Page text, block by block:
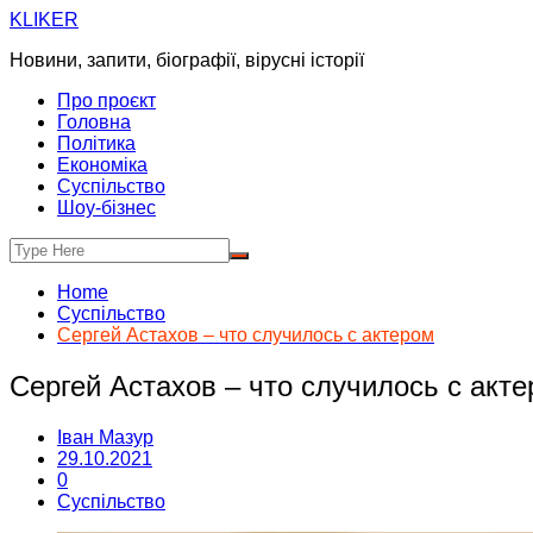
Skip
content
KLIKER
Новини, запити, біографії, вірусні історії
Про проєкт
Головна
Політика
Економіка
Суспільство
Шоу-бізнес
Home
Суспільство
Сергей Астахов – что случилось с актером
Сергей Астахов – что случилось с
Іван Мазур
29.10.2021
0
Суспільство